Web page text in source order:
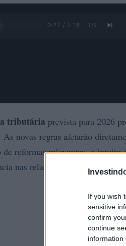
If you wish
sensitive
confirm
continue
information
0:28 / 3:19 1 /4
tributária prevista para 2026
novas regras afetarão
de reformas relevantes, o
nas relações fiscais.